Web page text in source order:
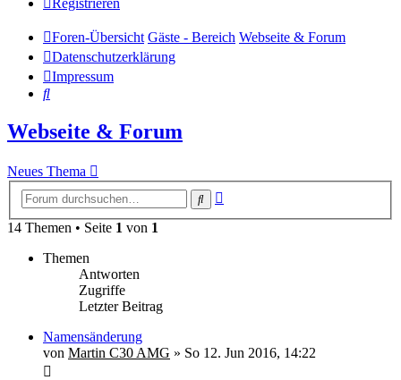
Foren-Übersicht Gäste - Bereich Webseite & Forum
Datenschutzerklärung
Impressum
Suche
Webseite & Forum
Neues Thema
Suche
14 Themen • Seite 1 von 1
Themen
Antworten
Zugriffe
Letzter Beitrag
Namensänderung
von Martin C30 AMG » So 12. Jun 2016, 14:22